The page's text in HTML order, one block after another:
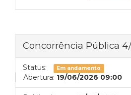
Concorrência Pública
Status: Em andamento
Abertura: 19/06/2026 09:00